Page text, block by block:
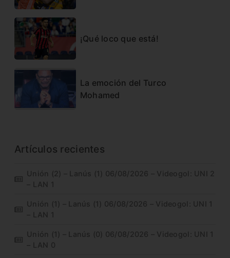
¡Qué loco que está!
La emoción del Turco
Mohamed
Artículos recientes
Unión (2) – Lanús (1) 06/08/2026 – Videogol: UNI 2
– LAN 1
Unión (1) – Lanús (1) 06/08/2026 – Videogol: UNI 1
– LAN 1
Unión (1) – Lanús (0) 06/08/2026 – Videogol: UNI 1
– LAN 0